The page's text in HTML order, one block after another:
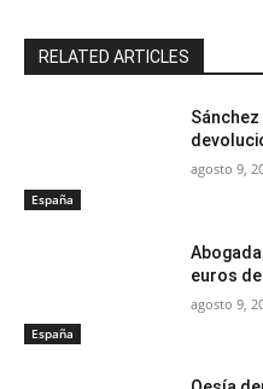
RELATED ARTICLES
España
agosto 9,
España
euros
agosto 9,